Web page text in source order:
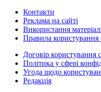
Контакти
Реклама на сайті
Використання
Правила користування
Договір користування
Політика у сфері
Угода щодо
Редакція